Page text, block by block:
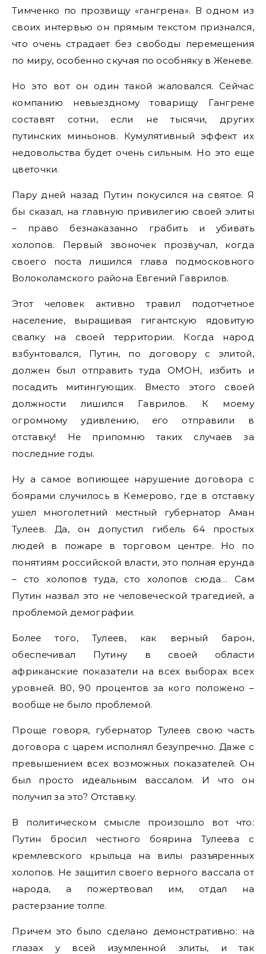
Тимченко по прозвищу «гангрена». В одном из
своих интервью он прямым текстом признался,
что очень страдает без свободы перемещения
по миру, особенно скучая по особняку в Женеве.
Но это вот он один такой жаловался. Сейчас
компанию невыездному товарищу Гангрене
составят сотни, если не тысячи, других
путинских миньонов. Кумулятивный эффект их
недовольства будет очень сильным. Но это еще
цветочки.
Пару дней назад Путин покусился на святое. Я
бы сказал, на главную привилегию своей элиты
– право безнаказанно грабить и убивать
холопов. Первый звоночек прозвучал, когда
своего поста лишился глава подмосковного
Волоколамского района Евгений Гаврилов.
Этот человек активно травил подотчетное
население, выращивая гигантскую ядовитую
свалку на своей территории. Когда народ
взбунтовался, Путин, по договору с элитой,
должен был отправить туда ОМОН, избить и
посадить митингующих. Вместо этого своей
должности лишился Гаврилов. К моему
огромному удивлению, его отправили в
отставку! Не припомню таких случаев за
последние годы.
Ну а самое вопиющее нарушение договора с
боярами случилось в Кемерово, где в отставку
ушел многолетний местный губернатор Аман
Тулеев. Да, он допустил гибель 64 простых
людей в пожаре в торговом центре. Но по
понятиям российской власти, это полная ерунда
– сто холопов туда, сто холопов сюда… Сам
Путин назвал это не человеческой трагедией, а
проблемой демографии.
Более того, Тулеев, как верный барон,
обеспечивал Путину в своей области
африканские показатели на всех выборах всех
уровней. 80, 90 процентов за кого положено –
вообще не было проблемой.
Проще говоря, губернатор Тулеев свою часть
договора с царем исполнял безупречно. Даже с
превышением всех возможных показателей. Он
был просто идеальным вассалом. И что он
получил за это? Отставку.
В политическом смысле произошло вот что:
Путин бросил честного боярина Тулеева с
кремлевского крыльца на вилы разъяренных
холопов. Не защитил своего верного вассала от
народа, а пожертвовал им, отдал на
растерзание толпе.
Причем это было сделано демонстративно: на
глазах у всей изумленной элиты, и так